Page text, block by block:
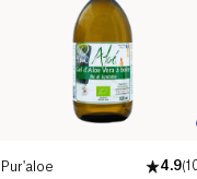
Pur'aloe 4.9(